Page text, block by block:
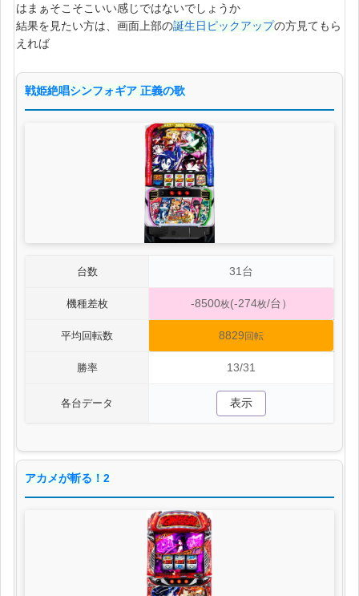
はまぁそこそこいい感じではないでしょうか
結果を見たい方は、画面上部の誕生日ピックアップの方見てもら
えれば
戦姫絶唱シンフォギア 正義の歌
台数 31台
機種差枚 -8500枚(-274枚/台）
平均回転数 8829 回転
勝率 13/31
各台データ 表示
アカメが斬る！2